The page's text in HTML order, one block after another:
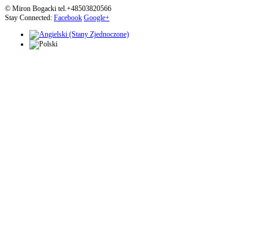
© Miron Bogacki tel.+48503820566
Stay Connected: Facebook Google+